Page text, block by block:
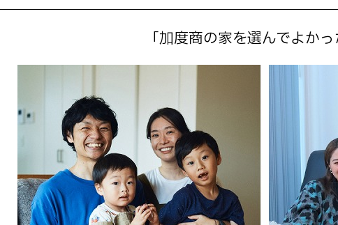
「加度商の家を選んでよか